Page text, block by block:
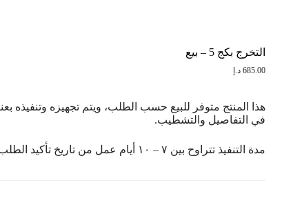
التخرج بكج 5 – بيع
685.00 د.إ
هذا المنتج متوفر للبيع حسب الطلب، ويتم تجهيزه وتنفيذه
في التفاصيل والتشطيب.
مدة التنفيذ تتراوح بين ٧ – ١٠ أيام عمل من تاريخ تأكيد الطلب.